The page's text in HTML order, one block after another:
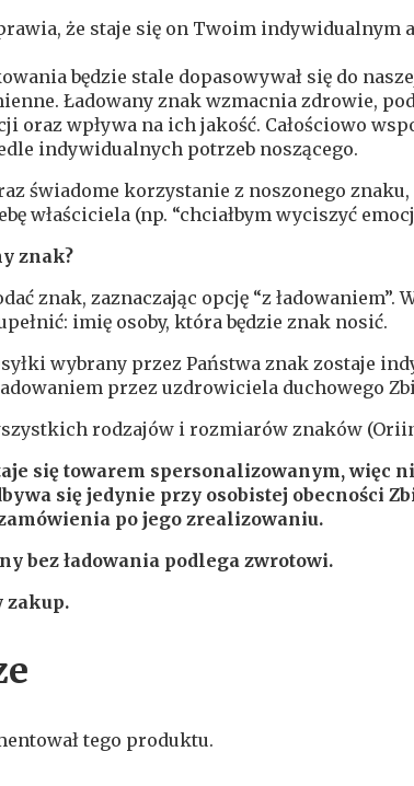
że staje się on Twoim indywidualnym
będzie stale dopasowywał się do
Ładowany znak wzmacnia zdrowie,
oraz wpływa na ich jakość. Całościowo
indywidualnych potrzeb noszącego.
świadome korzystanie z noszonego
właściciela (np. “chciałbym wyciszyć
znak?
znak, zaznaczając opcję “z
imię osoby, która będzie znak nosić.
wybrany przez Państwa znak zostaje
przez uzdrowiciela duchowego
rodzajów i rozmiarów znaków (
się towarem spersonalizowanym, więc
się jedynie przy osobistej obecności
po jego zrealizowaniu.
bez ładowania podlega zwrotowi.
zakup.
tego produktu.